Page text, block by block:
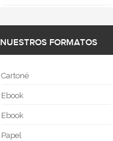
NUESTROS FORMATOS
Cartoné
Ebook
Ebook
Papel